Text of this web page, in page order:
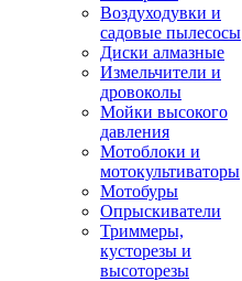
Воздуходувки и
садовые пылесосы
Диски алмазные
Измельчители и
дровоколы
Мойки высокого
давления
Мотоблоки и
мотокультиваторы
Мотобуры
Опрыскиватели
Триммеры,
кусторезы и
высоторезы